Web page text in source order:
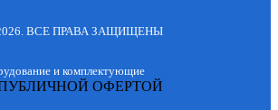
2026. ВСЕ ПРАВА ЗАЩИЩЕНЫ
и комплектующие
ОФЕРТОЙ